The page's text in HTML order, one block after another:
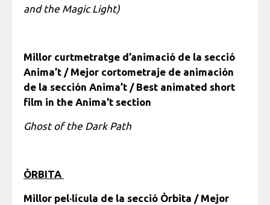
and the Magic Light)
Millor curtmetratge d’animació de la secció
Anima’t / Mejor cortometraje de animación
de la sección Anima’t / Best animated short
film in the Anima't section
Ghost of the Dark Path
ÒRBITA
Millor pel·lícula de la secció Òrbita / Mejor